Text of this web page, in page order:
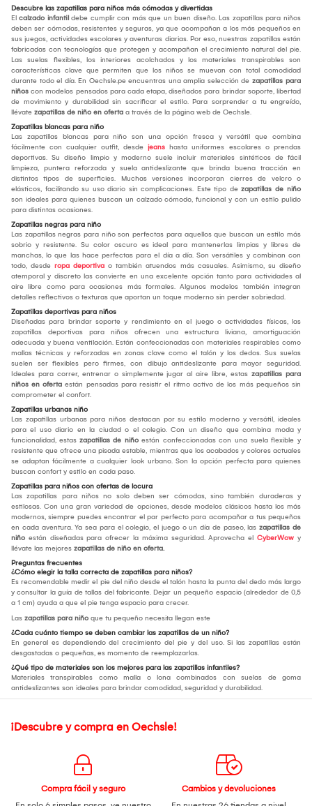
Descubre las zapatillas para niños más cómodas y divertidas
El calzado infantil debe cumplir con más que un buen diseño. Las zapatillas para niños
deben ser cómodas, resistentes y seguras, ya que acompañan a los más pequeños en
sus juegos, actividades escolares y aventuras diarias. Por eso, nuestras zapatillas están
fabricadas con tecnologías que protegen y acompañan el crecimiento natural del pie.
Las suelas flexibles, los interiores acolchados y los materiales transpirables son
características clave que permiten que los niños se muevan con total comodidad
durante todo el día. En Oechsle.pe encuentras una amplia selección de zapatillas para
niños con modelos pensados para cada etapa, diseñados para brindar soporte, libertad
de movimiento y durabilidad sin sacrificar el estilo. Para sorprender a tu engreído,
llévate zapatillas de niño en oferta a través de la página web de Oechsle.
Zapatillas blancas para niño
Las zapatillas blancas para niño son una opción fresca y versátil que combina
fácilmente con cualquier outfit, desde jeans hasta uniformes escolares o prendas
deportivas. Su diseño limpio y moderno suele incluir materiales sintéticos de fácil
limpieza, puntera reforzada y suela antideslizante que brinda buena tracción en
distintos tipos de superficies. Muchas versiones incorporan cierres de velcro o
elásticos, facilitando su uso diario sin complicaciones. Este tipo de zapatillas de niño
son ideales para quienes buscan un calzado cómodo, funcional y con un estilo pulido
para distintas ocasiones.
Zapatillas negras para niño
Las zapatillas negras para niño son perfectas para aquellos que buscan un estilo más
sobrio y resistente. Su color oscuro es ideal para mantenerlas limpias y libres de
manchas, lo que las hace perfectas para el día a día. Son versátiles y combinan con
todo, desde ropa deportiva o también atuendos más casuales. Asimismo, su diseño
atemporal y discreto las convierte en una excelente opción tanto para actividades al
aire libre como para ocasiones más formales. Algunos modelos también integran
detalles reflectivos o texturas que aportan un toque moderno sin perder sobriedad.
Zapatillas deportivas para niños
Diseñadas para brindar soporte y rendimiento en el juego o actividades físicas, las
zapatillas deportivas para niños ofrecen una estructura liviana, amortiguación
adecuada y buena ventilación. Están confeccionadas con materiales respirables como
mallas técnicas y reforzadas en zonas clave como el talón y los dedos. Sus suelas
suelen ser flexibles pero firmes, con dibujo antideslizante para mayor seguridad.
Ideales para correr, entrenar o simplemente jugar al aire libre, estas zapatillas para
niños en oferta están pensadas para resistir el ritmo activo de los más pequeños sin
comprometer el confort.
Zapatillas urbanas niño
Las zapatillas urbanas para niños destacan por su estilo moderno y versátil, ideales
para el uso diario en la ciudad o el colegio. Con un diseño que combina moda y
funcionalidad, estas zapatillas de niño están confeccionadas con una suela flexible y
resistente que ofrece una pisada estable, mientras que los acabados y colores actuales
se adaptan fácilmente a cualquier look urbano. Son la opción perfecta para quienes
buscan confort y estilo en cada paso.
Zapatillas para niños con ofertas de locura
Las zapatillas para niños no solo deben ser cómodas, sino también duraderas y
estilosas. Con una gran variedad de opciones, desde modelos clásicos hasta los más
modernos, siempre puedes encontrar el par perfecto para acompañar a tus pequeños
en cada aventura. Ya sea para el colegio, el juego o un día de paseo, las zapatillas de
niño están diseñadas para ofrecer la máxima seguridad. Aprovecha el CyberWow y
llévate las mejores zapatillas de niño en oferta.
Preguntas frecuentes
¿Cómo elegir la talla correcta de zapatillas para niños?
Es recomendable medir el pie del niño desde el talón hasta la punta del dedo más largo
y consultar la guía de tallas del fabricante. Dejar un pequeño espacio (alrededor de 0,5
a 1 cm) ayuda a que el pie tenga espacio para crecer.
Las zapatillas para niño que tu pequeño necesita llegan este
¿Cada cuánto tiempo se deben cambiar las zapatillas de un niño?
En general es dependiendo del crecimiento del pie y del uso. Si las zapatillas están
desgastadas o pequeñas, es momento de reemplazarlas.
¿Qué tipo de materiales son los mejores para las zapatillas infantiles?
Materiales transpirables como malla o lona combinados con suelas de goma
antideslizantes son ideales para brindar comodidad, seguridad y durabilidad.
¡Descubre y compra en Oechsle!
Compra fácil y seguro
Cambios y devoluciones